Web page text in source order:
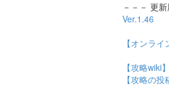
－－－ 更
Ver.1.46
【オンライ
【攻略wiki】
【攻略の投